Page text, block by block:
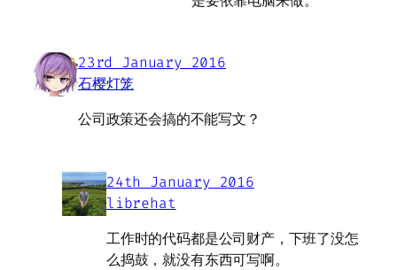
23rd January 2016
石樱灯笼
公司政策还会搞的不能写文？
24th January 2016
librehat
工作时的代码都是公司财产，下班了没怎
么捣鼓，就没有东西可写啊。